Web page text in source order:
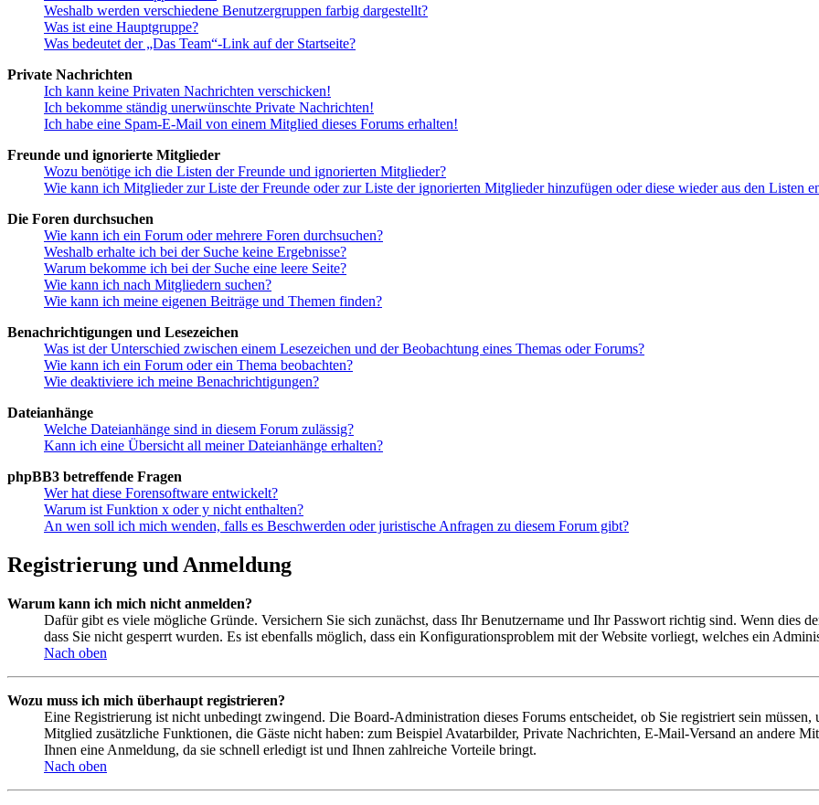
Weshalb werden verschiedene Benutzergruppen farbig dargestellt?
Was ist eine Hauptgruppe?
Was bedeutet der „Das Team“-Link auf der Startseite?
Private Nachrichten
Ich kann keine Privaten Nachrichten verschicken!
Ich bekomme ständig unerwünschte Private Nachrichten!
Ich habe eine Spam-E-Mail von einem Mitglied dieses Forums erhalten!
Freunde und ignorierte Mitglieder
Wozu benötige ich die Listen der Freunde und ignorierten Mitglieder?
Wie kann ich Mitglieder zur Liste der Freunde oder zur Liste der ignorierten Mitglieder hinzufügen oder diese wieder aus den Listen
Die Foren durchsuchen
Wie kann ich ein Forum oder mehrere Foren durchsuchen?
Weshalb erhalte ich bei der Suche keine Ergebnisse?
Warum bekomme ich bei der Suche eine leere Seite?
Wie kann ich nach Mitgliedern suchen?
Wie kann ich meine eigenen Beiträge und Themen finden?
Benachrichtigungen und Lesezeichen
Was ist der Unterschied zwischen einem Lesezeichen und der Beobachtung eines Themas oder Forums?
Wie kann ich ein Forum oder ein Thema beobachten?
Wie deaktiviere ich meine Benachrichtigungen?
Dateianhänge
Welche Dateianhänge sind in diesem Forum zulässig?
Kann ich eine Übersicht all meiner Dateianhänge erhalten?
phpBB3 betreffende Fragen
Wer hat diese Forensoftware entwickelt?
Warum ist Funktion x oder y nicht enthalten?
An wen soll ich mich wenden, falls es Beschwerden oder juristische Anfragen zu diesem Forum gibt?
Registrierung und Anmeldung
Warum kann ich mich nicht anmelden?
Dafür gibt es viele mögliche Gründe. Versichern Sie sich zunächst, dass Ihr Benutzername und Ihr Passwort richtig sind. Wenn dies
dass Sie nicht gesperrt wurden. Es ist ebenfalls möglich, dass ein Konfigurationsproblem mit der Website vorliegt, welches ein
Nach oben
Wozu muss ich mich überhaupt registrieren?
Eine Registrierung ist nicht unbedingt zwingend. Die Board-Administration dieses Forums entscheidet, ob Sie registriert sein
Mitglied zusätzliche Funktionen, die Gäste nicht haben: zum Beispiel Avatarbilder, Private Nachrichten, E-Mail-Versand an andere
Ihnen eine Anmeldung, da sie schnell erledigt ist und Ihnen zahlreiche Vorteile bringt.
Nach oben